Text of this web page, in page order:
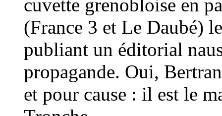
cuvette grenobloise en
(France 3 et Le Daubé)
publiant un éditorial
propagande. Oui,
et pour cause : il est le